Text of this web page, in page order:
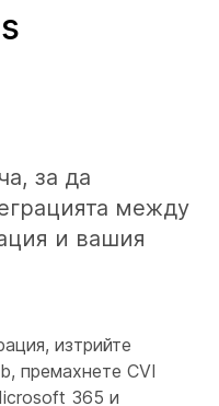
за да
между
и вашия
изтрийте
премахнете CVI
365 и